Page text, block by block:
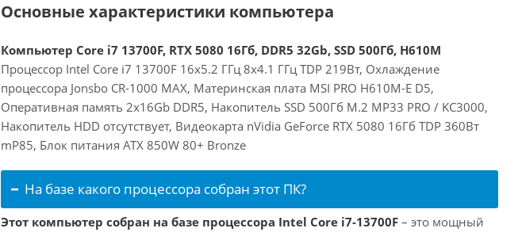
Основные характеристики компьютера
Компьютер Core i7 13700F, RTX 5080 16Гб, DDR5 32Gb, SSD 500Гб, H610M
Процессор Intel Core i7 13700F 16x5.2 ГГц 8x4.1 ГГц TDP 219Вт, Охлаждение
процессора Jonsbo CR-1000 MAX, Материнская плата MSI PRO H610M-E D5,
Оперативная память 2x16Gb DDR5, Накопитель SSD 500Гб M.2 MP33 PRO / KC3000,
Накопитель HDD отсутствует, Видеокарта nVidia GeForce RTX 5080 16Гб TDP 360Вт
mP85, Блок питания ATX 850W 80+ Bronze
На базе какого процессора собран этот ПК?
Этот компьютер собран на базе процессора Intel Core i7-13700F – это мощный